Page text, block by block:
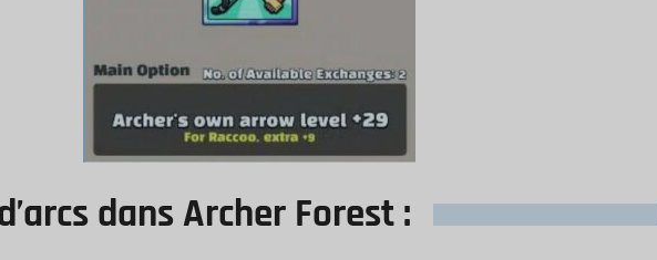
dans Archer Forest :